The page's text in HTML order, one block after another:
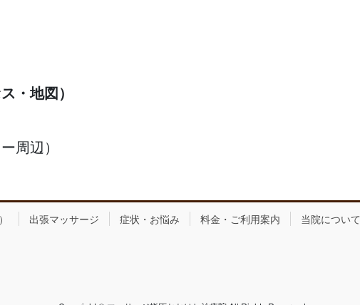
・地図）
周辺）
出張マッサージ 症状・お悩み 料金・ご利用案内 当院について